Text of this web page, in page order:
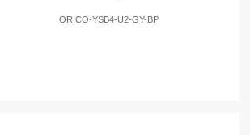
ORICO-YSB4-U2-GY-BP